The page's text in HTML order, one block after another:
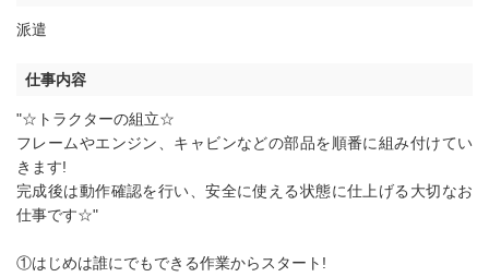
派遣
仕事内容
"☆トラクターの組立☆
フレームやエンジン、キャビンなどの部品を順番に組み付けてい
きます!
完成後は動作確認を行い、安全に使える状態に仕上げる大切なお
仕事です☆"
①はじめは誰にでもできる作業からスタート!